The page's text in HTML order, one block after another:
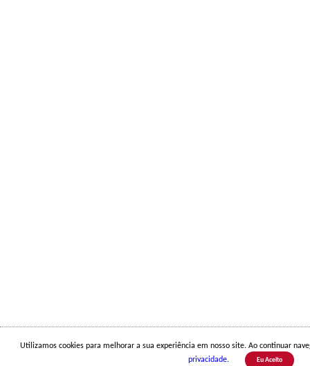
Utilizamos cookies para melhorar a sua experiência em nosso site. Ao continuar
privacidade. Eu Aceito